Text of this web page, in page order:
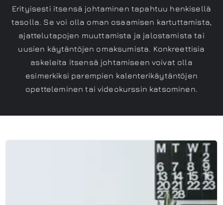
Erityisesti itsensä johtaminen tapahtuu henkisellä
tasolla. Se voi olla oman osaamisen kartuttamista,
ajattelutapojen muuttamista ja jalostamista tai
uusien käytäntöjen omaksumista. Konkreettisia
askeleita itsensä johtamiseen voivat olla
esimerkiksi parempien kalenterikäytäntöjen
opetteleminen tai videokurssin katsominen.